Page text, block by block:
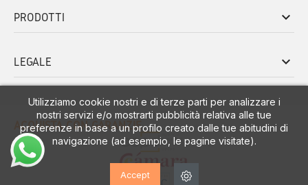
Utilizziamo cookie nostri e di terze parti per analizzare i
nostri servizi e/o mostrarti pubblicità relativa alle tue
preferenze in base a un profilo creato dalle tue abitudini di
navigazione (ad esempio, le pagine visitate).
Accept
PRODOTTI keyboard_arrow_down
LEGALE keyboard_arrow_down
ACQUISTA CON GARANZIE